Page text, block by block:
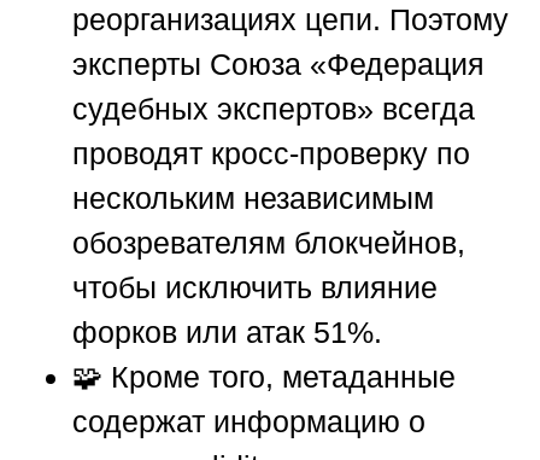
реорганизациях цепи. Поэтому
эксперты Союза «Федерация
судебных экспертов» всегда
проводят кросс-проверку по
нескольким независимым
обозревателям блокчейнов,
чтобы исключить влияние
форков или атак 51%.
🧩 Кроме того, метаданные
содержат информацию о